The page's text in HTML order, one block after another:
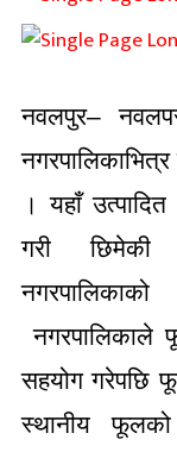
नवलपुर–
। यहाँ
गरी छिमेकी
नगरपालिकाले
सहयोग गरेपछि
स्थानीय फूलको